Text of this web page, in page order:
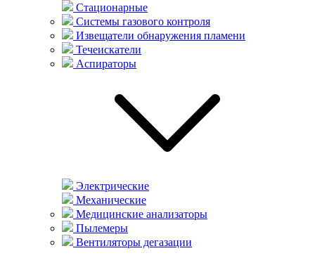
Стационарные
Системы газового контроля
Извещатели обнаружения пламени
Течеискатели
Аспираторы
Электрические
Механические
Медицинские анализаторы
Пылемеры
Вентиляторы дегазации